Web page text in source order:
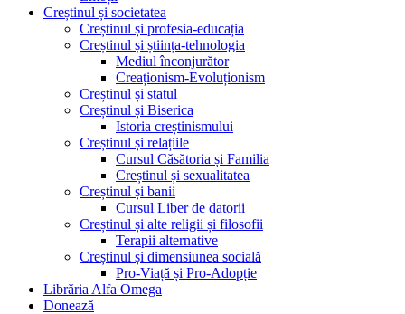
Creștinul și societatea
Creștinul și profesia-educația
Creștinul și știința-tehnologia
Mediul înconjurător
Creaționism-Evoluționism
Creștinul și statul
Creștinul și Biserica
Istoria creștinismului
Creștinul și relațiile
Cursul Căsătoria și Familia
Creștinul și sexualitatea
Creștinul și banii
Cursul Liber de datorii
Creștinul și alte religii și filosofii
Terapii alternative
Creștinul și dimensiunea socială
Pro-Viață și Pro-Adopție
Librăria Alfa Omega
Donează